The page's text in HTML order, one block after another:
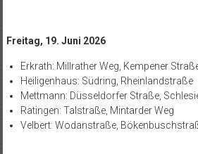
Freitag, 19. Juni 2026
Erkrath: Millrather Weg, Kempener
Heiligenhaus: Südring, Rheinlandstraße
Mettmann: Düsseldorfer Straße,
Ratingen: Talstraße, Mintarder Weg
Velbert: Wodanstraße,